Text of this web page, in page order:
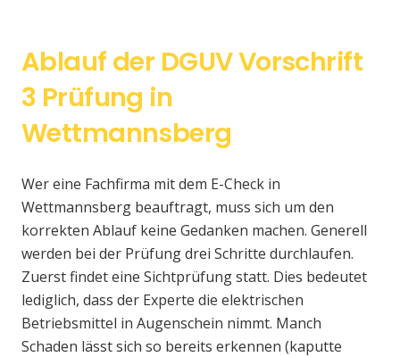
Ablauf der DGUV Vorschrift
3 Prüfung in
Wettmannsberg
Wer eine Fachfirma mit dem E-Check in
Wettmannsberg beauftragt, muss sich um den
korrekten Ablauf keine Gedanken machen. Generell
werden bei der Prüfung drei Schritte durchlaufen.
Zuerst findet eine Sichtprüfung statt. Dies bedeutet
lediglich, dass der Experte die elektrischen
Betriebsmittel in Augenschein nimmt. Manch
Schaden lässt sich so bereits erkennen (kaputte